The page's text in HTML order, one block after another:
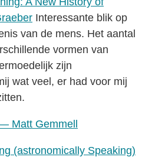
Interessante blik op
van de mens. Het aantal
vormen van
zijn
wat veel, er had voor mij
Matt Gemmell
(astronomically Speaking)